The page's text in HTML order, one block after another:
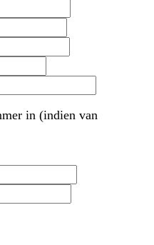
in (indien van